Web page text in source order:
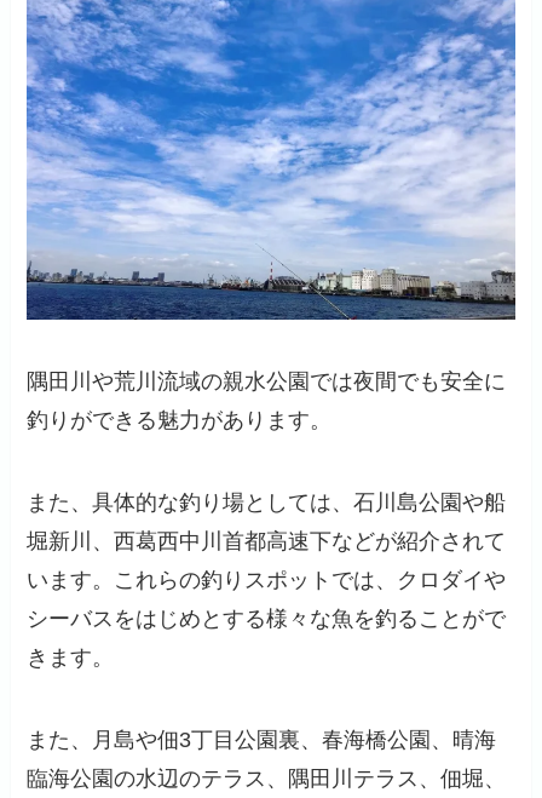
隅田川や荒川流域の親水公園では夜間でも安全に
釣りができる魅力があります。
また、具体的な釣り場としては、石川島公園や船
堀新川、西葛西中川首都高速下などが紹介されて
います。これらの釣りスポットでは、クロダイや
シーバスをはじめとする様々な魚を釣ることがで
きます。
また、月島や佃3丁目公園裏、春海橋公園、晴海
臨海公園の水辺のテラス、隅田川テラス、佃堀、